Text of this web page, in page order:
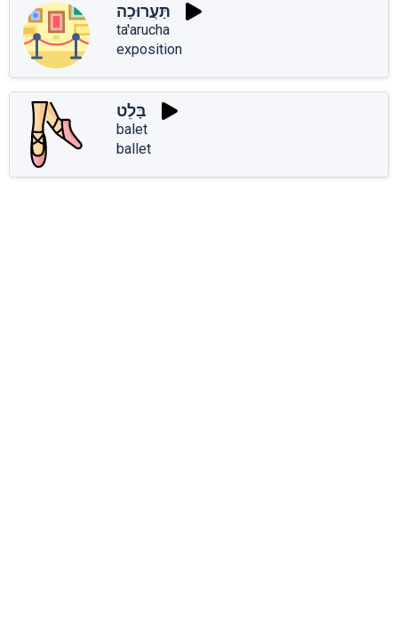
תַּעֲרוּכָה
ta'arucha
exposition
בָּלֵט
balet
ballet